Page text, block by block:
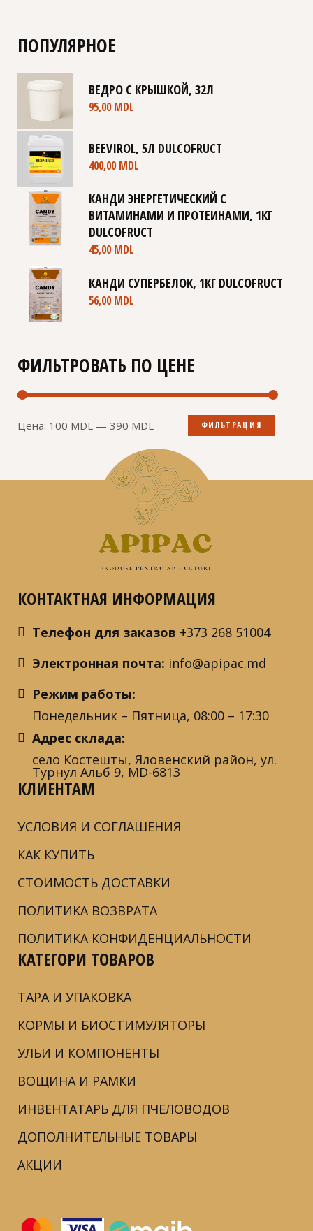
ПОПУЛЯРНОЕ
ВЕДРО С КРЫШКОЙ, 32Л
95,00MDL
BEEVIROL, 5Л DULCOFRUCT
400,00MDL
КАНДИ ЭНЕРГЕТИЧЕСКИЙ С
ВИТАМИНАМИ И ПРОТЕИНАМИ, 1КГ
DULCOFRUCT
45,00MDL
КАНДИ СУПЕРБЕЛОК, 1КГ DULCOFRUCT
56,00MDL
ФИЛЬТРОВАТЬ ПО ЦЕНЕ
Минимальная
цена
Максимальная
цена ФИЛЬТРАЦИЯ
Цена: 100 MDL —390 MDL
КОНТАКТНАЯ ИНФОРМАЦИЯ
Телефон для заказов +373 268 51004
Электронная почта: info@apipac.md
Режим работы:
Понедельник – Пятница, 08:00 – 17:30
Адрес склада:
село Костешты, Яловенский район, ул.
Турнул Альб 9, MD-6813
КЛИЕНТАМ
УСЛОВИЯ И СОГЛАШЕНИЯ
КАК КУПИТЬ
СТОИМОСТЬ ДОСТАВКИ
ПОЛИТИКА ВОЗВРАТА
ПОЛИТИКА КОНФИДЕНЦИАЛЬНОСТИ
КАТЕГОРИ ТОВАРОВ
ТАРА И УПАКОВКА
КОРМЫ И БИОСТИМУЛЯТОРЫ
УЛЬИ И КОМПОНЕНТЫ
ВОЩИНА И РАМКИ
ИНВЕНТАТАРЬ ДЛЯ ПЧЕЛОВОДОВ
ДОПОЛНИТЕЛЬНЫЕ ТОВАРЫ
АКЦИИ